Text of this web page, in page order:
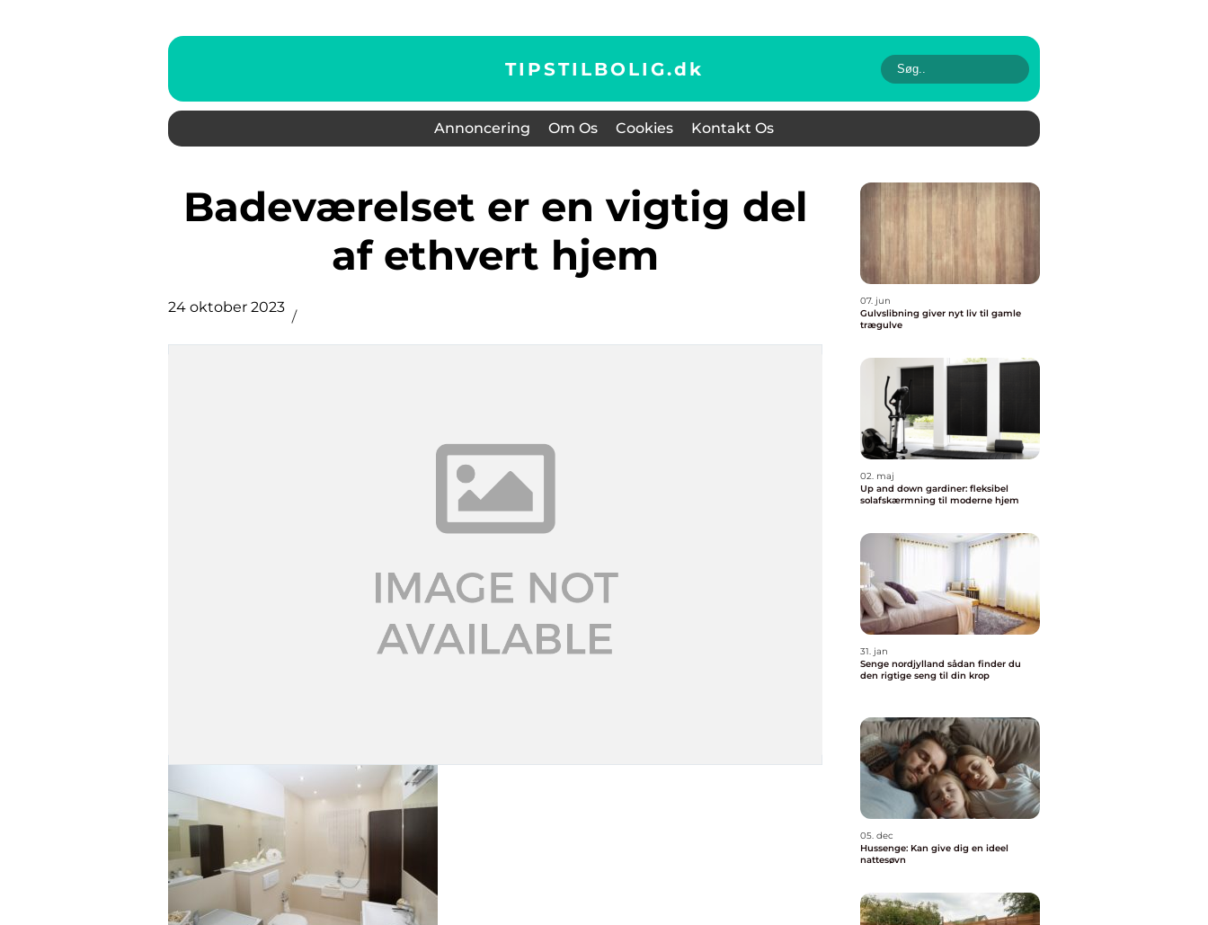
TIPSTILBOLIG.dk
Annoncering Om Os Cookies Kontakt Os
Badeværelset er en vigtig del
af ethvert hjem
24 oktober 2023
07. jun
Gulvslibning giver nyt liv til gamle
trægulve
02. maj
Up and down gardiner: fleksibel
solafskærmning til moderne hjem
31. jan
Senge nordjylland sådan finder du
den rigtige seng til din krop
05. dec
Hussenge: Kan give dig en ideel
nattesøvn